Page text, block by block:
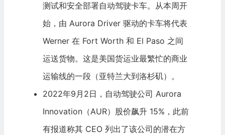
测试和安全部署自动驾驶卡车。从本周开
始，由 Aurora Driver 驱动的卡车将代表
Werner 在 Fort Worth 和 El Paso 之间
运送货物。这是美国货运业最繁忙的商业
运输线的一段（亚特兰大到洛杉矶）。
2022年9月2日，自动驾驶公司 Aurora
Innovation（AUR）股价飙升 15%，此前
有报道称其 CEO 列出了该公司的潜在方